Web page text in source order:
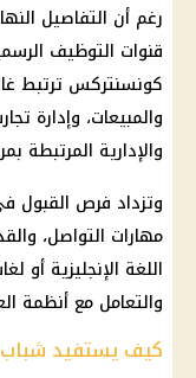
رغم أن التفاصيل
قنوات التوظيف
كونسنتركس ترتبط
والمبيعات، وإدارة
والإدارية المرتبطة
وتزداد فرص القبول
مهارات التواصل،
اللغة الإنجليزية أو
والتعامل مع أنظمة
كيف يستفيد شباب